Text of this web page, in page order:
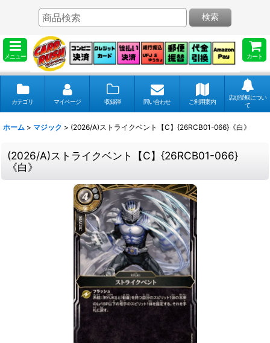
メニュー カート
検索
カテゴリ マイページ 収録弾 問い合わせ ご利用案内
店頭受取につい
て
ホーム > マジック > (2026/A)ストライクベント【C】{26RCB01-066}《白》
(2026/A)ストライクベント【C】{26RCB01-066}
《白》